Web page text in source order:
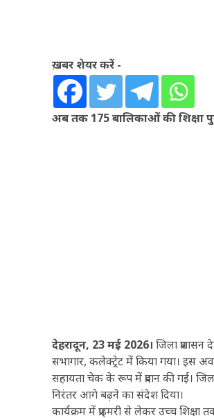
ख़बर शेयर करें -
अब तक 175 बालिकाओं की शिक्षा
देहरादून, 23 मई 2026। जिला
सभागार, कलेक्ट्रेट में किया गया। इस
सहायता चेक के रूप में प्रदान की गई।
निरंतर आगे बढ़ने का संदेश दिया।
कार्यक्रम में प्राइमरी से लेकर उच्च